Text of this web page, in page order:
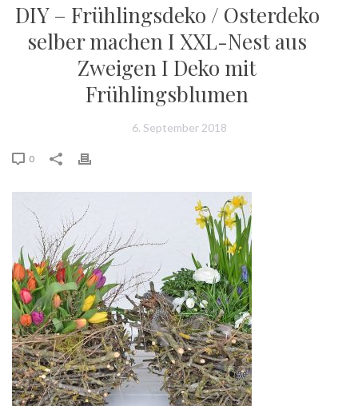
DIY – Frühlingsdeko / Osterdeko
selber machen I XXL-Nest aus
Zweigen I Deko mit
Frühlingsblumen
6. September 2018
0